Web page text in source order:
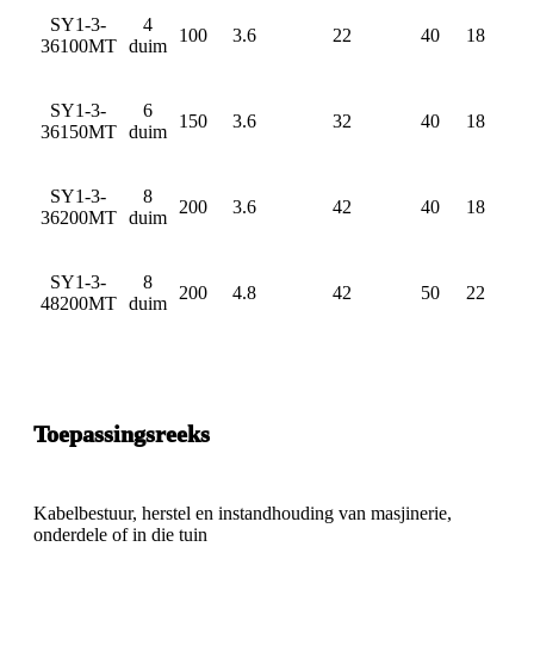
SY1-3-
36100MT
4
duim
100 3.6 22 40 18
SY1-3-
36150MT
6
duim
150 3.6 32 40 18
SY1-3-
36200MT
8
duim
200 3.6 42 40 18
SY1-3-
48200MT
8
duim
200 4.8 42 50 22
Toepassingsreeks
Kabelbestuur, herstel en instandhouding van masjinerie,
onderdele of in die tuin